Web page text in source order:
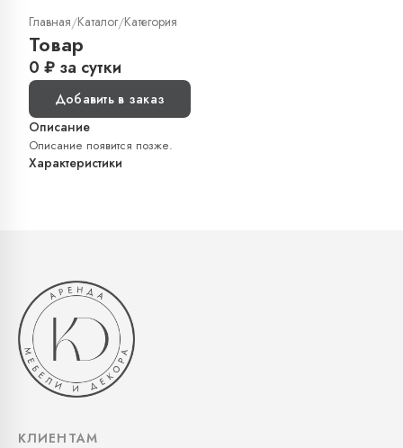
Главная/Каталог/Категория
Товар
0 ₽ за сутки
Добавить в заказ
Описание
Описание появится позже.
Характеристики
КЛИЕНТАМ